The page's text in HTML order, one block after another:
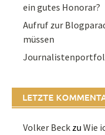
ein gutes Honorar?
Aufruf zur
müssen
LETZTE
Volker Beck zuWie